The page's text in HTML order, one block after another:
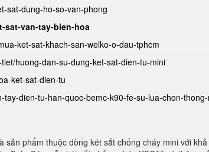
sat-dung-ho-so-van-phong
sat-van-tay-bien-hoa
ket-sat-khach-san-welko-o-dau-tphcm
huong-dan-su-dung-ket-sat-dien-tu-mini
ket-sat-dien-tu
dien-tu-han-quoc-bemc-k90-fe-su-lua-chon-
sản phẩm thuộc dòng két sắt chống cháy mini với